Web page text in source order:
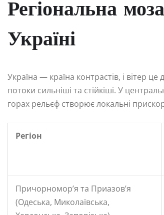
Регіональна
Україні
Україна — країна контрастів, і вітер
потоки сильніші та стійкіші. У
горах рельєф створює локальні
Регіон
Причорномор’я та Приазов’я
(Одеська, Миколаївська,